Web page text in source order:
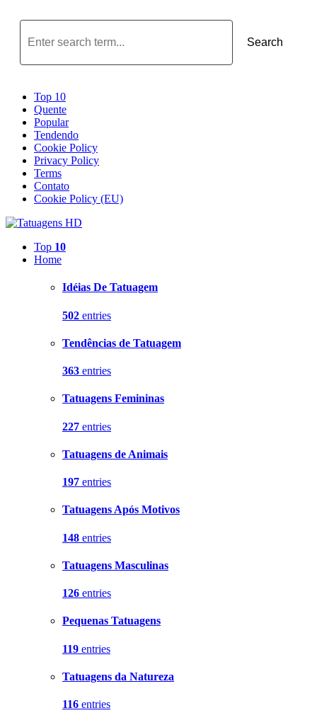
Search
Top 10
Quente
Popular
Tendendo
Cookie Policy
Privacy Policy
Terms
Contato
Cookie Policy (EU)
Top 10
Home
Idéias De Tatuagem
502 entries
Tendências de Tatuagem
363 entries
Tatuagens Femininas
227 entries
Tatuagens de Animais
197 entries
Tatuagens Após Motivos
148 entries
Tatuagens Masculinas
126 entries
Pequenas Tatuagens
119 entries
Tatuagens da Natureza
116 entries